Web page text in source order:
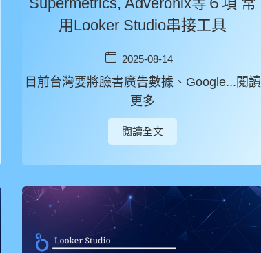
用Looker Studio串接工具
2025-08-14
目前台灣要將臉書廣告數據、Google...閱讀
更多
閱讀全文